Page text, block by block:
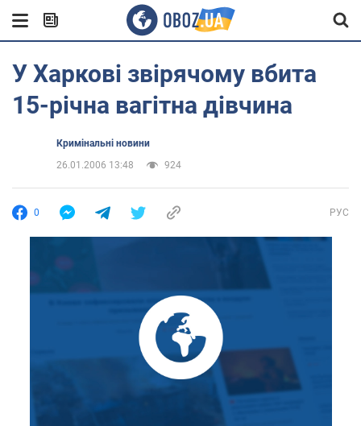
У Харкові звірячому вбита
15-річна вагітна дівчина
Кримінальні новини
26.01.2006 13:48
924
0 РУС